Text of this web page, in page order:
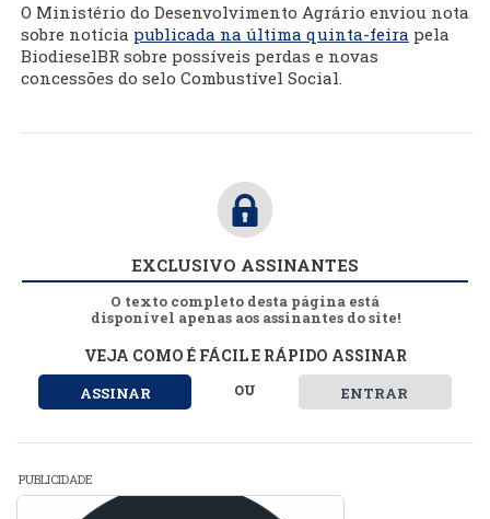
O Ministério do Desenvolvimento Agrário enviou nota
sobre notícia publicada na última quinta-feira pela
BiodieselBR sobre possíveis perdas e novas
concessões do selo Combustível Social.
EXCLUSIVO ASSINANTES
O texto completo desta página está
disponível apenas aos assinantes do site!
VEJA COMO É FÁCIL E RÁPIDO ASSINAR
ASSINAR OU ENTRAR
PUBLICIDADE